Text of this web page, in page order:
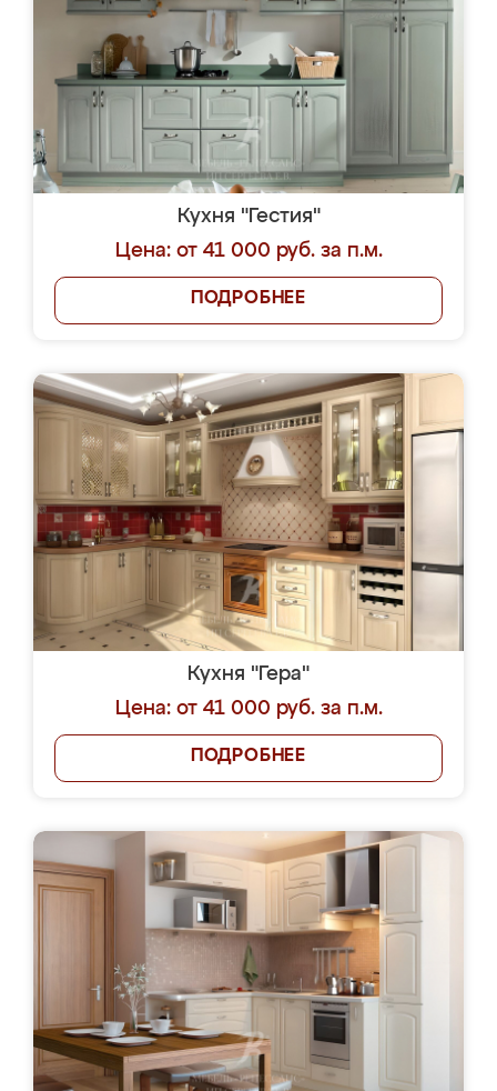
Кухня "Гестия"
Цена: от 41 000 руб. за п.м.
ПОДРОБНЕЕ
Кухня "Гера"
Цена: от 41 000 руб. за п.м.
ПОДРОБНЕЕ